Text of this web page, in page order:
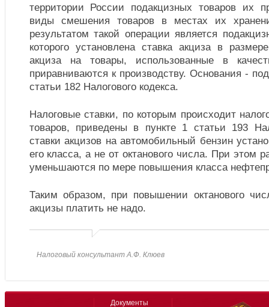
территории России подакцизных товаров их
виды смешения товаров в местах их
результатом такой операции является
которого установлена ставка акциза в
акциза на товары, использованные в
приравниваются к производству. Основания -
статьи 182 Налогового кодекса.
Налоговые ставки, по которым происходит
товаров, приведены в пункте 1 статьи 193
ставки акцизов на автомобильный бензин
его класса, а не от октанового числа. При этом
уменьшаются по мере повышения класса
Таким образом, при повышении октанового
акцизы платить не надо.
Налоговый консультант А.Ф. Клюев
Документы